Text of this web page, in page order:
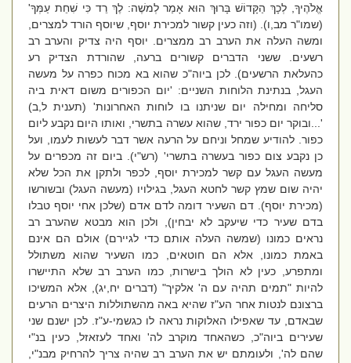
אֱלֹהֶיךָ, לְכָךְ הַקָּדוֹשׁ בָּרוּךְ הוּא אָמַר לְמשֶׁה: לֶךְ רֵד כִּי שִׁחֵת עַמְּךָ'
(שמו"ר מב,ו). (וזה כעין קשור למכירת יוסף, שיוסף הורד למצרים,
ומשה העלה את הערב רב ממצרים. יוסף היה צדיק והערב רב
רשעים. ששני הדברים קשורים ברעה, שהורדת הצדיק רע
כהעלאת הרשעים). לכן ביוה"כ שהוא בא מכוח כפרה על מעשה
העגל, בנתינת הלוחות השניים: 'יום הכפורים משום דאית ביה
סליחה ומחילה יום שניתנו בו לוחות האחרונות' (תענית ל,ב)
'...ובוקר יום כפור ירד, שהוא עשרה בתשרי, ואותו היום נקבע ליום
כפור. להודיע שמחל וניחם על הרעה אשר דבר לעשות לעמו, ועל
כן נקבע צום כפור בעשרה בתשרי' (רש"י). ביום זה מכפרים על
מעשה העגל עם קשר למכירת יוסף, לכפר ולתקן את הכל שלא
יהיה שום שמץ קשר לחטא העגל, בגילויו (מעשה העגל) ובשורשו
(מכירת יוסף). דם השעיר דומה לדם אדם (שלכן אחי יוסף טבלו
בדם שעיר כדי שיעקב לא יבחין), ולכן הוא מבטא שהערב רב
נראים כמונו (שמשה העלה אותם כדי לגיירם) אולם הם אינם
באמת כמונו, אלא הם חוטאים, כמו השעיר שהוא משתולל
ומתפרע, כעין לא הולך בישרות, כמו הערב רב שלא התיישרו
להיות "תמים תהיה עם ה' אלקיך" (דברים יח,יג), אלא המשיכו
ברצונם לנטות אחר הע"ז שהיא באה מהשתוללות היצרים הרעים
שבאדם, עד שאפילו האלוקות נראה לו כגשמי-ע"ז. לכן ישנם שני
שעירים ביוה"כ, כשהאחד מוקרב לה' ואחד לעזאזל, כעין בנ"י
שהם לה', ולעומתם יש את הערב רב שהיה צריך להרחיק מבנ"י,